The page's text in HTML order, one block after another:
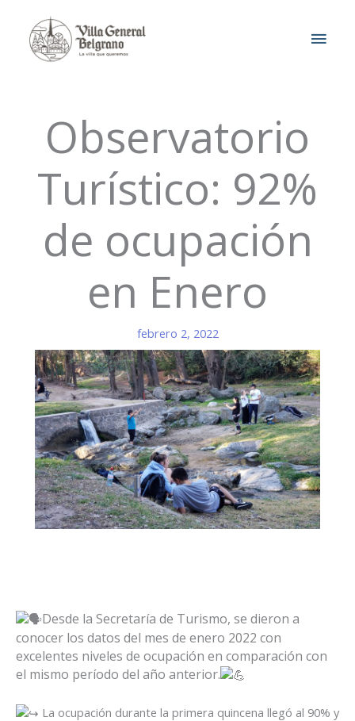
contenido
Observatorio
Turístico: 92%
de ocupación
en Enero
febrero 2, 2022
Desde la Secretaría de Turismo, se dieron a
conocer los datos del mes de enero 2022 con
excelentes niveles de ocupación en comparación con
el mismo período del año anterior.
La ocupación durante la primera quincena llegó al 90% y